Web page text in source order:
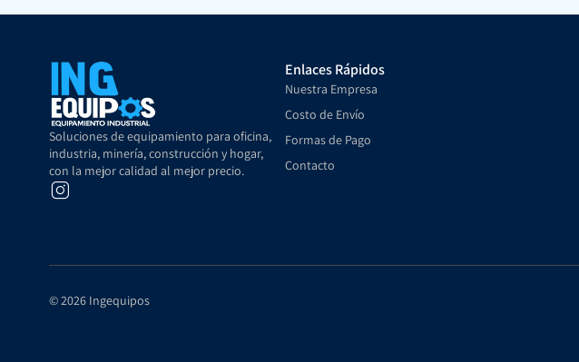
Soluciones de equipamiento para oficina,
industria, minería, construcción y hogar,
con la mejor calidad al mejor precio.
Enlaces Rápidos
Nuestra Empresa
Costo de Envío
Formas de Pago
Contacto
© 2026 Ingequipos